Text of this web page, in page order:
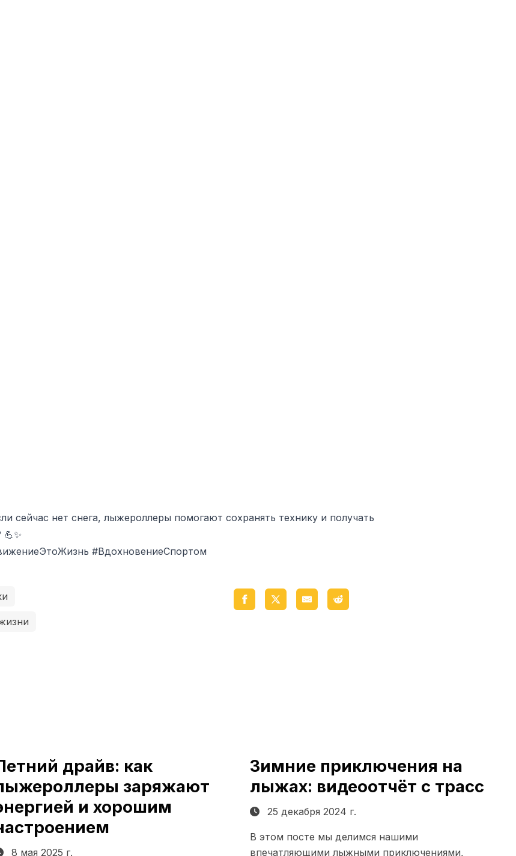
сейчас нет снега, лыжероллеры помогают сохранять технику и получать
#ВдохновениеСпортом
драйв: как
заряжают
и хорошим
8 мая 2025 г.
Зимние приключения на
лыжах: видеоотчёт с трасс
25 декабря 2024 г.
В этом посте мы делимся нашими
впечатляющими лыжными приключениями,